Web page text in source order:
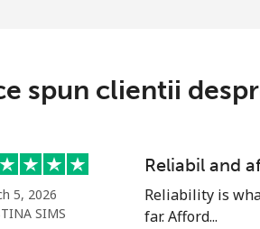
Recuperare
spun clientii
5, 2026
SIMS
Reliabil and
Reliability is
far. Afford...